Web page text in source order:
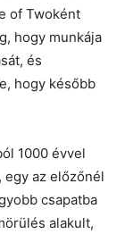
of Twoként
hogy munkája
és
hogy később
1000 évvel
egy az előzőnél
csapatba
alakult,